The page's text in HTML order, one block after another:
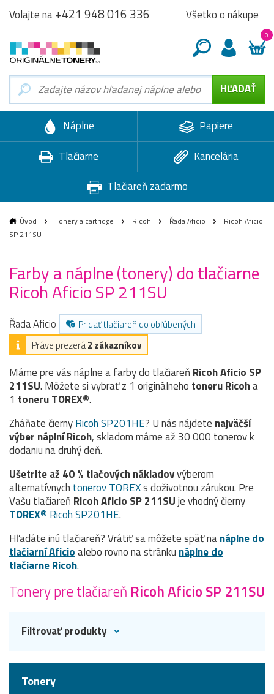
Volajte na+421 948 016 336 Všetko o nákupe
0
Náplne
Papiere
Tlačiarne
Kancelária
Tlačiareň zadarmo
Úvod Tonery a cartridge Ricoh Řada Aficio
Ricoh Aficio
SP 211SU
Farby a náplne (tonery) do tlačiarne
Ricoh Aficio SP 211SU
Řada Aficio
Pridať tlačiareň do obľúbených
Práve prezerá2 zákazníkov
Máme pre vás náplne a farby do tlačiareň Ricoh Aficio SP
211SU. Môžete si vybrať z 1 originálneho toneruRicoha
1 toneru TOREX®.
Zháňate čiernyRicoh SP201HE? U nás nájdete najväčší
výber náplní Ricoh, skladom máme až 30 000 tonerov k
dodaniu na druhý deň.
Ušetrite až 40 % tlačových nákladovvýberom
alternatívnychtonerov TOREXs doživotnou zárukou. Pre
Vašu tlačiareň Ricoh Aficio SP 211SUje vhodný čierny
TOREX®Ricoh SP201HE.
Hľadáte inú tlačiareň? Vrátiť sa môžete späť nanáplne do
tlačiarní Aficioalebo rovno na stránkunáplne do
tlačiarne Ricoh.
Tonery pre tlačiareň Ricoh Aficio SP 211SU
Filtrovať produkty
Tonery